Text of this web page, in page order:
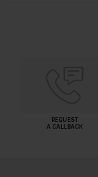
REQUEST
A CALLBACK